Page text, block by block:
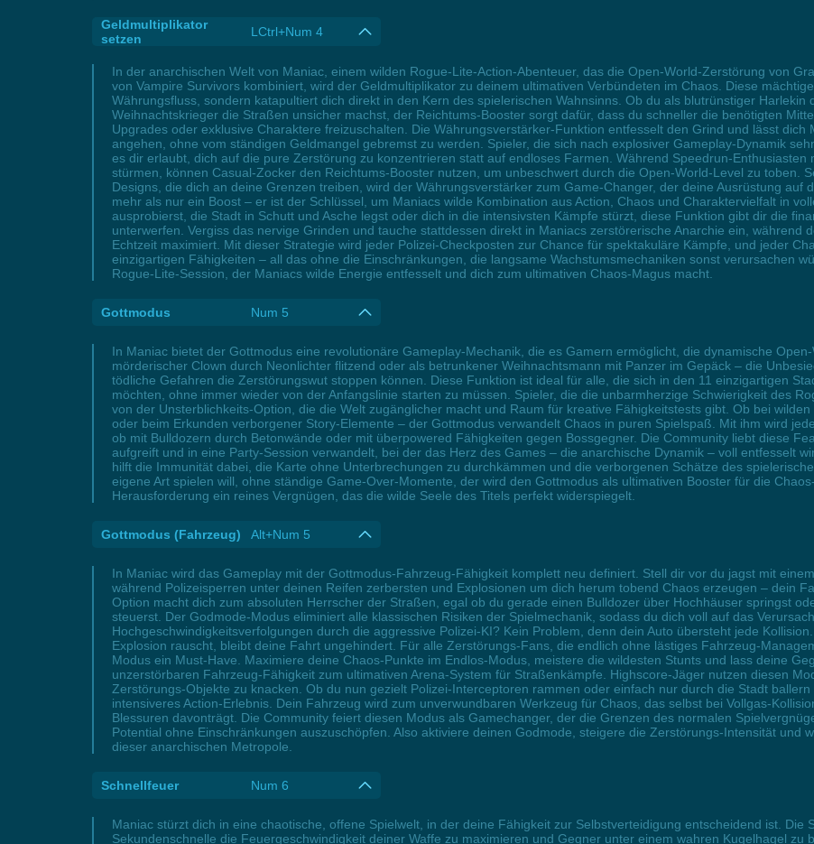
Geldmultiplikator
setzen
LCtrl+Num 4
In der anarchischen Welt von Maniac, einem wilden Rogue-Lite-Action-Abenteuer, das die Open-World-Zerstörung von
von Vampire Survivors kombiniert, wird der Geldmultiplikator zu deinem ultimativen Verbündeten im Chaos. Diese
Währungsfluss, sondern katapultiert dich direkt in den Kern des spielerischen Wahnsinns. Ob du als blutrünstiger
Weihnachtskrieger die Straßen unsicher machst, der Reichtums-Booster sorgt dafür, dass du schneller die benötigten
Upgrades oder exklusive Charaktere freizuschalten. Die Währungsverstärker-Funktion entfesselt den Grind und lässt dich
angehen, ohne vom ständigen Geldmangel gebremst zu werden. Spieler, die sich nach explosiver Gameplay-Dynamik
es dir erlaubt, dich auf die pure Zerstörung zu konzentrieren statt auf endloses Farmen. Während Speedrun-Enthusiasten
stürmen, können Casual-Zocker den Reichtums-Booster nutzen, um unbeschwert durch die Open-World-Level zu toben.
Designs, die dich an deine Grenzen treiben, wird der Währungsverstärker zum Game-Changer, der deine Ausrüstung auf
mehr als nur ein Boost – er ist der Schlüssel, um Maniacs wilde Kombination aus Action, Chaos und Charaktervielfalt in
ausprobierst, die Stadt in Schutt und Asche legst oder dich in die intensivsten Kämpfe stürzt, diese Funktion gibt dir die
unterwerfen. Vergiss das nervige Grinden und tauche stattdessen direkt in Maniacs zerstörerische Anarchie ein, während
Echtzeit maximiert. Mit dieser Strategie wird jeder Polizei-Checkposten zur Chance für spektakuläre Kämpfe, und jeder
einzigartigen Fähigkeiten – all das ohne die Einschränkungen, die langsame Wachstumsmechaniken sonst verursachen
Rogue-Lite-Session, der Maniacs wilde Energie entfesselt und dich zum ultimativen Chaos-Magus macht.
Gottmodus Num 5
In Maniac bietet der Gottmodus eine revolutionäre Gameplay-Mechanik, die es Gamern ermöglicht, die dynamische
mörderischer Clown durch Neonlichter flitzend oder als betrunkener Weihnachtsmann mit Panzer im Gepäck – die
tödliche Gefahren die Zerstörungswut stoppen können. Diese Funktion ist ideal für alle, die sich in den 11 einzigartigen
möchten, ohne immer wieder von der Anfangslinie starten zu müssen. Spieler, die die unbarmherzige Schwierigkeit des
von der Unsterblichkeits-Option, die die Welt zugänglicher macht und Raum für kreative Fähigkeitstests gibt. Ob bei
oder beim Erkunden verborgener Story-Elemente – der Gottmodus verwandelt Chaos in puren Spielspaß. Mit ihm wird
ob mit Bulldozern durch Betonwände oder mit überpowered Fähigkeiten gegen Bossgegner. Die Community liebt diese
aufgreift und in eine Party-Session verwandelt, bei der das Herz des Games – die anarchische Dynamik – voll entfesselt
hilft die Immunität dabei, die Karte ohne Unterbrechungen zu durchkämmen und die verborgenen Schätze des
eigene Art spielen will, ohne ständige Game-Over-Momente, der wird den Gottmodus als ultimativen Booster für die
Herausforderung ein reines Vergnügen, das die wilde Seele des Titels perfekt widerspiegelt.
Gottmodus (Fahrzeug) Alt+Num 5
In Maniac wird das Gameplay mit der Gottmodus-Fahrzeug-Fähigkeit komplett neu definiert. Stell dir vor du jagst mit
während Polizeisperren unter deinen Reifen zerbersten und Explosionen um dich herum tobend Chaos erzeugen – dein
Option macht dich zum absoluten Herrscher der Straßen, egal ob du gerade einen Bulldozer über Hochhäuser springst
steuerst. Der Godmode-Modus eliminiert alle klassischen Risiken der Spielmechanik, sodass du dich voll auf das
Hochgeschwindigkeitsverfolgungen durch die aggressive Polizei-KI? Kein Problem, denn dein Auto übersteht jede
Explosion rauscht, bleibt deine Fahrt ungehindert. Für alle Zerstörungs-Fans, die endlich ohne lästiges Fahrzeug-
Modus ein Must-Have. Maximiere deine Chaos-Punkte im Endlos-Modus, meistere die wildesten Stunts und lass deine
unzerstörbaren Fahrzeug-Fähigkeit zum ultimativen Arena-System für Straßenkämpfe. Highscore-Jäger nutzen diesen
Zerstörungs-Objekte zu knacken. Ob du nun gezielt Polizei-Interceptoren rammen oder einfach nur durch die Stadt
intensiveres Action-Erlebnis. Dein Fahrzeug wird zum unverwundbaren Werkzeug für Chaos, das selbst bei Vollgas-
Blessuren davonträgt. Die Community feiert diesen Modus als Gamechanger, der die Grenzen des normalen
Potential ohne Einschränkungen auszuschöpfen. Also aktiviere deinen Godmode, steigere die Zerstörungs-Intensität und
dieser anarchischen Metropole.
Schnellfeuer Num 6
Maniac stürzt dich in eine chaotische, offene Spielwelt, in der deine Fähigkeit zur Selbstverteidigung entscheidend ist. Die
Sekundenschnelle die Feuergeschwindigkeit deiner Waffe zu maximieren und Gegner unter einem wahren Kugelhagel zu